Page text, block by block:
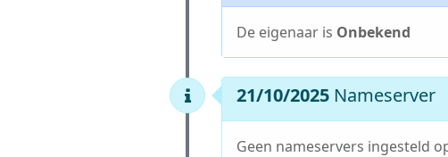
De eigenaar is Onbekend
21/10/2025 Nameserver
Geen nameservers ingesteld